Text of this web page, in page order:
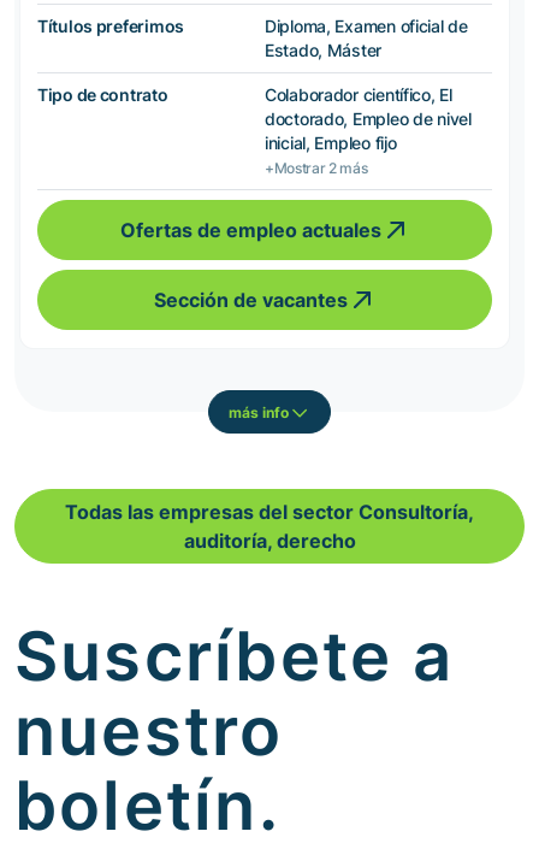
Títulos preferimos
Diploma, Examen oficial de
Estado, Máster
Tipo de contrato
Colaborador científico, El
doctorado, Empleo de nivel
inicial, Empleo fijo
+Mostrar 2 más
Ofertas de empleo actuales
Sección de vacantes
más info
Todas las empresas del sector Consultoría,
auditoría, derecho
Suscríbete a
nuestro
boletín.